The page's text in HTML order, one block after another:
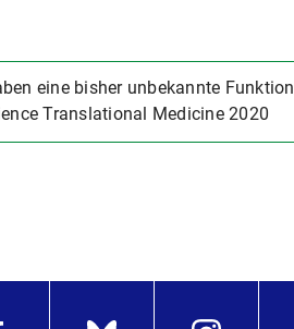
eine bisher unbekannte Funktion
Translational Medicine 2020